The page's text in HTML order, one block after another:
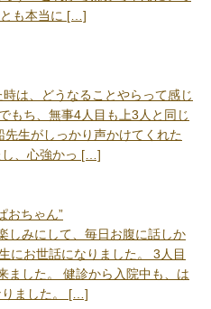
も本当に […]
は、どうなることやらって感じ
もち、無事4人目も上3人と同じ
生がしっかり声かけてくれた
し、心強かっ […]
おちゃん”
しみにして、毎日お腹に話しか
にお世話になりました。 3人目
ました。 健診から入院中も、は
りました。 […]